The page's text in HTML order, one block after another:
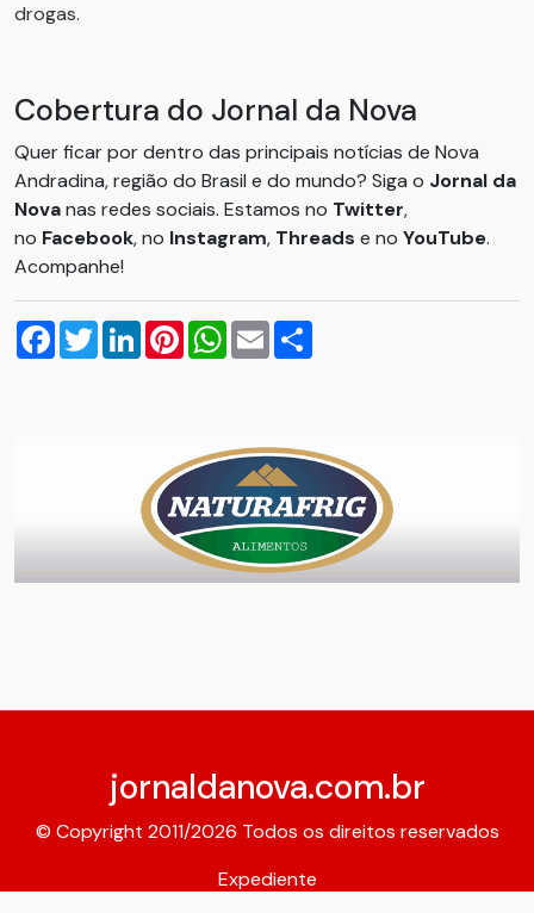
drogas.
Cobertura do Jornal da Nova
Quer ficar por dentro das principais notícias de Nova
Andradina, região do Brasil e do mundo? Siga o Jornal da
Novanas redes sociais. Estamos no Twitter,
no Facebook, no Instagram, Threads e no YouTube.
Acompanhe!
Facebook
TwitterLinkedInPinterestWhatsApp
Email
jornaldanova.com.br
© Copyright 2011/2026 Todos os direitos reservados
Expediente